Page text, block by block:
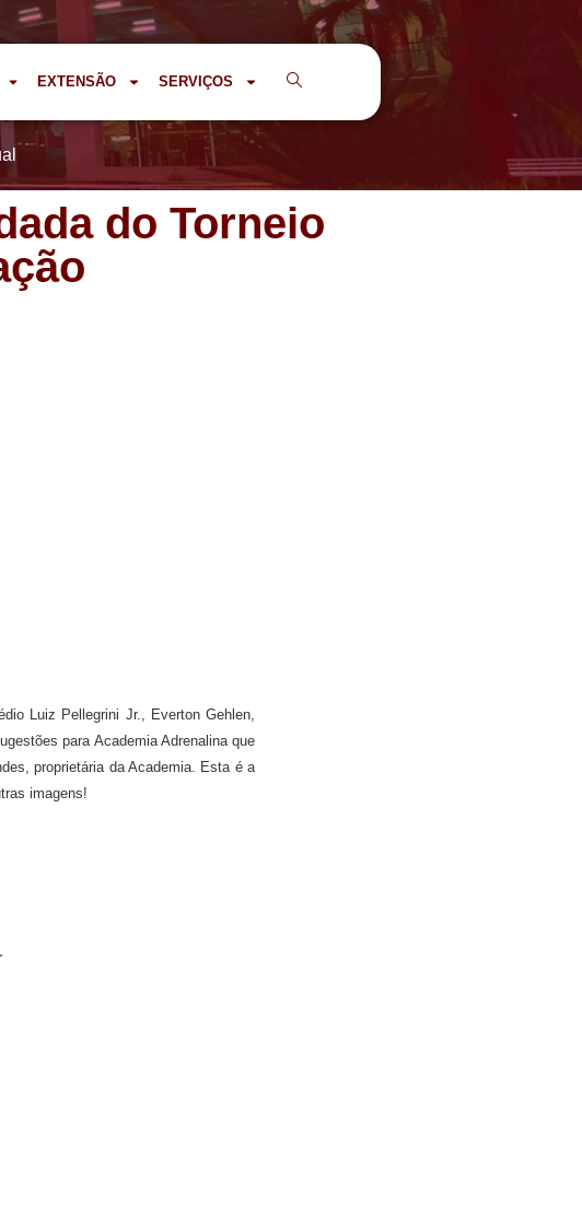
EXTENSÃO SERVIÇOS
do Torneio
Luiz Pellegrini Jr., Everton Gehlen,
para Academia Adrenalina que
proprietária da Academia. Esta é a
imagens!